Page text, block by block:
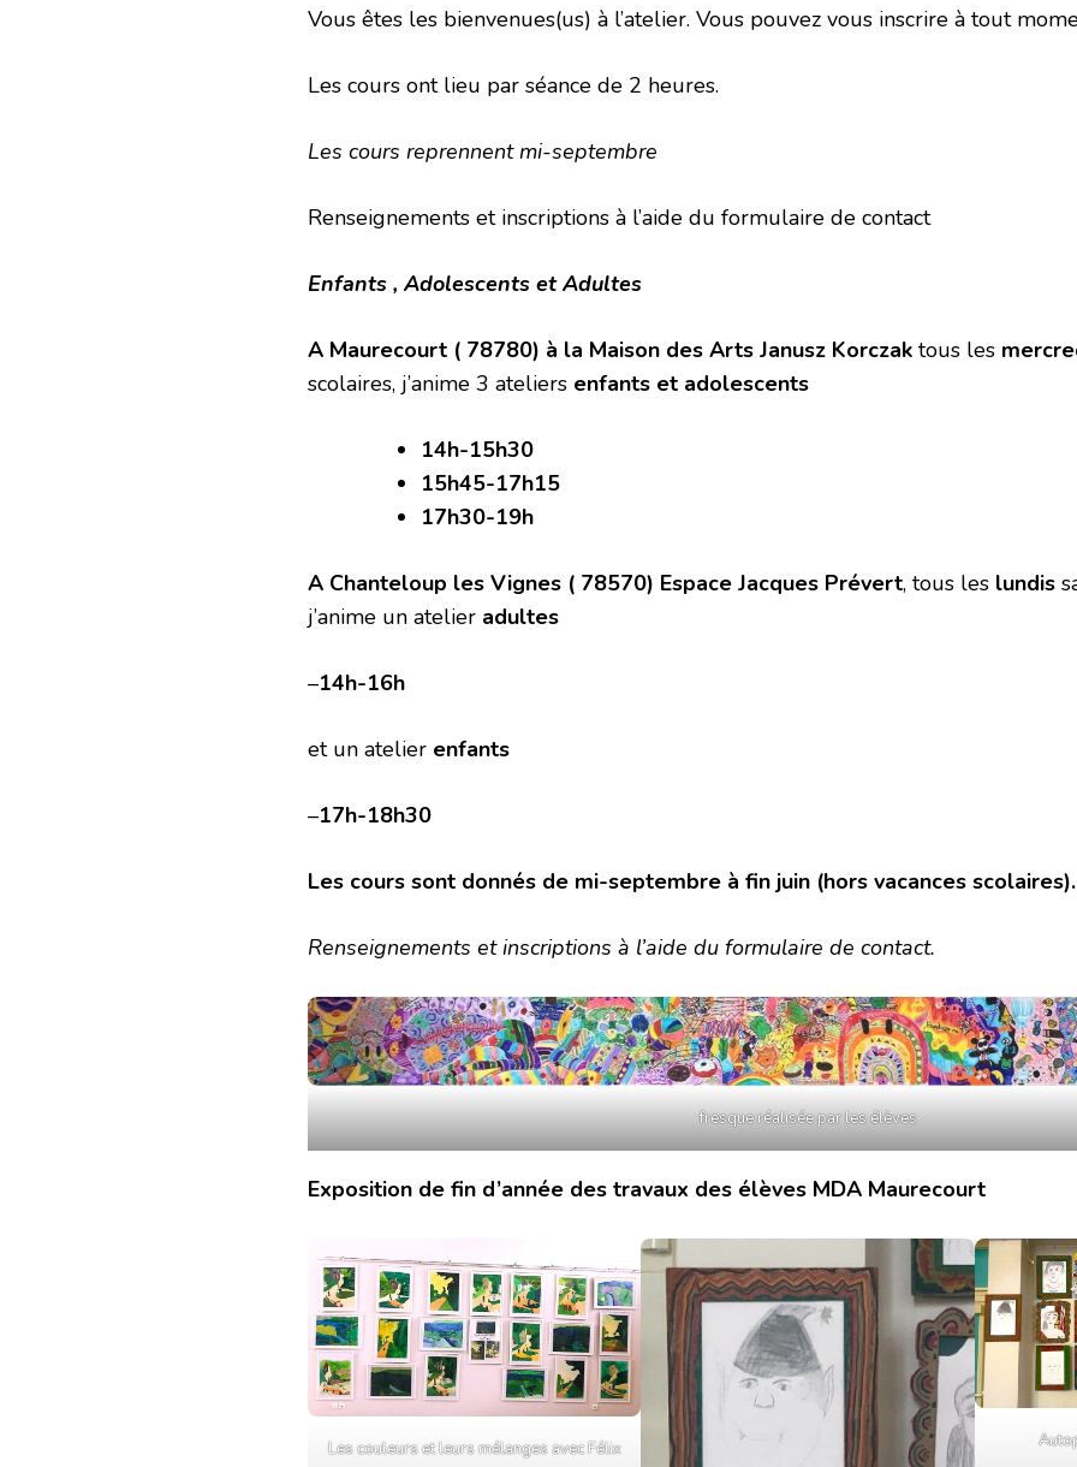
Vous êtes les bienvenues(us) à l’atelier. Vous pouvez vous inscrire à tout
Les cours ont lieu par séance de 2 heures.
Les cours reprennent mi-septembre
Renseignements et inscriptions à l’aide du formulaire de contact
Enfants , Adolescents et Adultes
A Maurecourt ( 78780) à la Maison des Arts Janusz Korczak tous les
scolaires, j’anime 3 ateliers enfants et adolescents
14h-15h30
15h45-17h15
17h30-19h
A Chanteloup les Vignes ( 78570) Espace Jacques Prévert, tous les lundis
j’anime un atelier adultes
–14h-16h
et un atelier enfants
–17h-18h30
Les cours sont donnés de mi-septembre à fin juin (hors vacances scolaires).
Renseignements et inscriptions à l’aide du formulaire de contact.
fresque réalisée par les élèves
Exposition de fin d’année des travaux des élèves MDA Maurecourt
Les couleurs et leurs mélanges avec Félix